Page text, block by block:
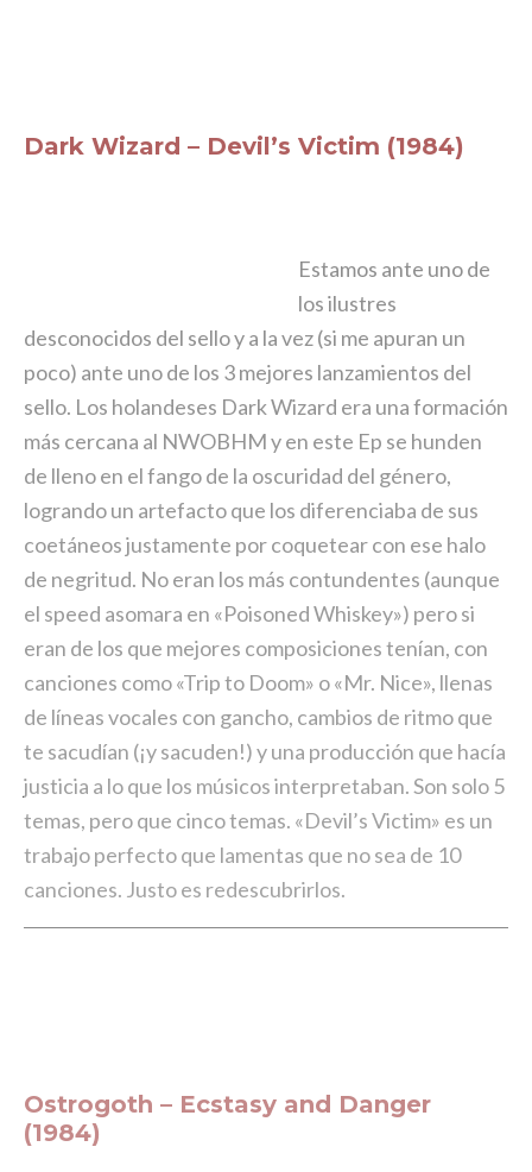
Dark Wizard – Devil’s Victim (1984)
Estamos ante uno de
los ilustres
desconocidos del sello y a la vez (si me apuran un
poco) ante uno de los 3 mejores lanzamientos del
sello. Los holandeses Dark Wizard era una formación
más cercana al NWOBHM y en este Ep se hunden
de lleno en el fango de la oscuridad del género,
logrando un artefacto que los diferenciaba de sus
coetáneos justamente por coquetear con ese halo
de negritud. No eran los más contundentes (aunque
el speed asomara en «Poisoned Whiskey») pero si
eran de los que mejores composiciones tenían, con
canciones como «Trip to Doom» o «Mr. Nice», llenas
de líneas vocales con gancho, cambios de ritmo que
te sacudían (¡y sacuden!) y una producción que hacía
justicia a lo que los músicos interpretaban. Son solo 5
temas, pero que cinco temas. «Devil’s Victim» es un
trabajo perfecto que lamentas que no sea de 10
canciones. Justo es redescubrirlos.
Ostrogoth – Ecstasy and Danger
(1984)